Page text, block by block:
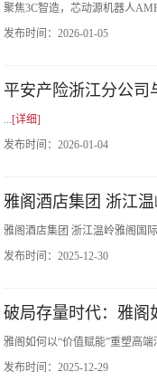
聚焦3C智造，芯动源机器人
发布时间：2026-01-05
...[详细]
发布时间：2026-01-04
雅阁酒店集团 浙江
雅阁酒店集团 浙江温岭雅阁国
发布时间：2025-12-30
破局存量时代：雅阁
雅阁如何以“价值赋能”重塑高端
发布时间：2025-12-29